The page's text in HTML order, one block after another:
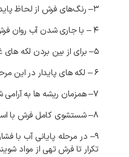
۳–رنگ‌های فرش از لحاظ
۴– باجاری شدن آب روان
۵–برای از بین بردن لکه های
۶– لکه های پایدار در این
۷–همزمان ریشه ها به آرامی
۸–شستشوی کامل فرش با
۹– در مرحله پایانی آب با فشار
تکرار تافرش تهی از مواد